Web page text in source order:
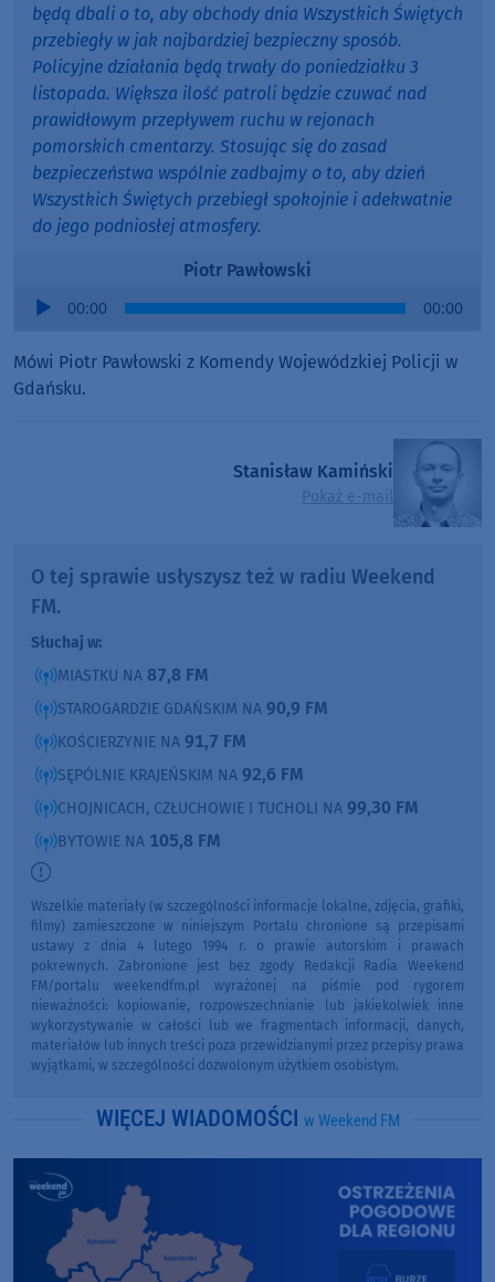
będą dbali o to, aby obchody dnia Wszystkich Świętych
przebiegły w jak najbardziej bezpieczny sposób.
Policyjne działania będą trwały do poniedziałku 3
listopada. Większa ilość patroli będzie czuwać nad
prawidłowym przepływem ruchu w rejonach
pomorskich cmentarzy. Stosując się do zasad
bezpieczeństwa wspólnie zadbajmy o to, aby dzień
Wszystkich Świętych przebiegł spokojnie i adekwatnie
do jego podniosłej atmosfery.
Piotr Pawłowski
Audio
00:00 00:00
Mówi Piotr Pawłowski z Komendy Wojewódzkiej Policji w
Gdańsku.
Stanisław Kamiński
Pokaż e-mail
O tej sprawie usłyszysz też w radiu Weekend
FM.
Słuchaj w:
MIASTKU NA 87,8 FM
STAROGARDZIE GDAŃSKIM NA 90,9 FM
KOŚCIERZYNIE NA 91,7 FM
SĘPÓLNIE KRAJEŃSKIM NA 92,6 FM
CHOJNICACH, CZŁUCHOWIE I TUCHOLI NA 99,30 FM
BYTOWIE NA 105,8 FM
Wszelkie materiały (w szczególności informacje lokalne, zdjęcia, grafiki,
filmy) zamieszczone w niniejszym Portalu chronione są przepisami
ustawy z dnia 4 lutego 1994 r. o prawie autorskim i prawach
pokrewnych. Zabronione jest bez zgody Redakcji Radia Weekend
FM/portalu weekendfm.pl wyrażonej na piśmie pod rygorem
nieważności: kopiowanie, rozpowszechnianie lub jakiekolwiek inne
wykorzystywanie w całości lub we fragmentach informacji, danych,
materiałów lub innych treści poza przewidzianymi przez przepisy prawa
wyjątkami, w szczególności dozwolonym użytkiem osobistym.
WIĘCEJ WIADOMOŚCI w Weekend FM